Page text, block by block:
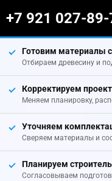
+7 921 027-89-
Готовим материалы
Отбираем древесину и
Корректируем
Меняем планировку,
Уточняем
Сверяем материалы и
Планируем
Согласовываем